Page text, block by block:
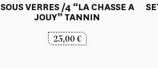
SOUS VERRES /4 “LA CHASSE A
JOUY” TANNIN
23,00€